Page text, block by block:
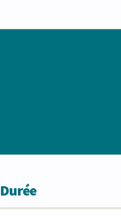
Durée